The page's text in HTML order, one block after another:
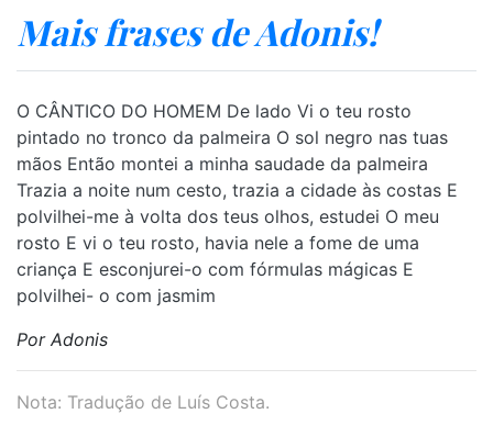
Mais frases de Adonis!
O CÂNTICO DO HOMEM De lado Vi o teu rosto
pintado no tronco da palmeira O sol negro nas tuas
mãos Então montei a minha saudade da palmeira
Trazia a noite num cesto, trazia a cidade às costas E
polvilhei-me à volta dos teus olhos, estudei O meu
rosto E vi o teu rosto, havia nele a fome de uma
criança E esconjurei-o com fórmulas mágicas E
polvilhei- o com jasmim
Por Adonis
Nota: Tradução de Luís Costa.